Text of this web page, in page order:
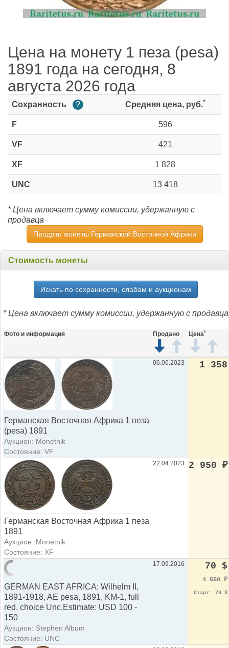
Цена на монету 1 пеза (pesa)
1891 года на сегодня, 8
августа 2026 года
Сохранность ? Средняя цена, руб.*
F 596
VF 421
XF 1 828
UNC 13 418
* Цена включает сумму комиссии, удержанную с
продавца
Продать монеты Германской Восточной Африки
Стоимость монеты
Искать по сохранности, слабам и аукционам
* Цена включает сумму комиссии, удержанную с продавца
Фото и информация Продано Цена*
Германская Восточная Африка 1 пеза
(pesa) 1891
Аукцион: Monetnik
Состояние: VF
06.06.2023 1 358
Германская Восточная Африка 1 пеза
1891
Аукцион: Monetnik
Состояние: XF
22.04.2023 2 950 ₽
1891-1918, AE pesa, 1891, KM-1, full
red, choice Unc.Estimate: USD 100 -
150
Аукцион: Stephen Album
Состояние: UNC
17.09.2016 70 $
4 550 ₽
Старт: 70 $
26.09.2013